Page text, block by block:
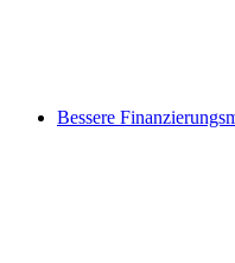
Bessere